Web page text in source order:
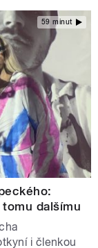
59 minut
dalšímu
i členkou